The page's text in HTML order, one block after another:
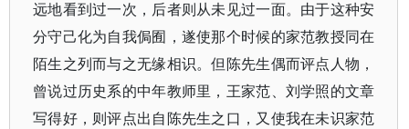
远地看到过一次，后者则从未见过一面。由于这种安
分守己化为自我侷囿，遂使那个时候的家范教授同在
陌生之列而与之无缘相识。但陈先生偶而评点人物，
曾说过历史系的中年教师里，王家范、刘学照的文章
写得好，则评点出自陈先生之口，又使我在未识家范